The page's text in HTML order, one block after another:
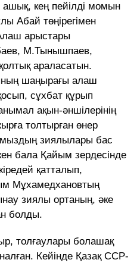
кең пейілді момын
Абай төңірегімен
арыстары
М.Тынышпаев,
араласатын.
шаңырағы алаш
сұхбат құрып
ақын-әншілерінің
толтырған өнер
зиялылары бас
бала Қайым зердесінде
қатталып,
Мұхамедхановтың
зиялы ортаның, әке
болды.
толғаулары болашақ
Кейінде Қазақ ССР-